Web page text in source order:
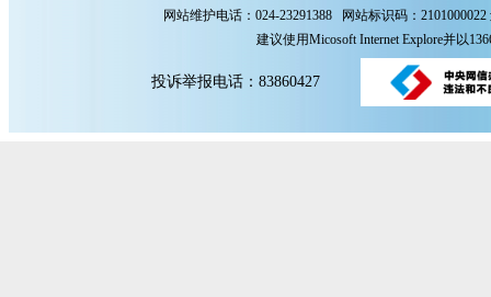
网站维护电话：024-23291388 网站标识码：2101000022
建议使用Micosoft Internet Explore并以
投诉举报电话：83860427